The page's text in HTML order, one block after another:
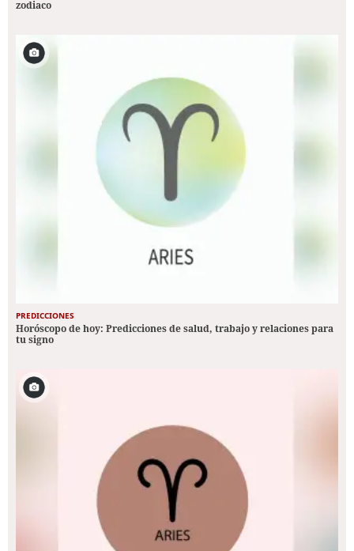
zodiaco
PREDICCIONES
Horóscopo de hoy: Predicciones de salud, trabajo y relaciones para
tu signo